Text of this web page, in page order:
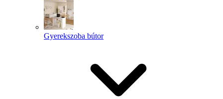
Gyerekszoba bútor